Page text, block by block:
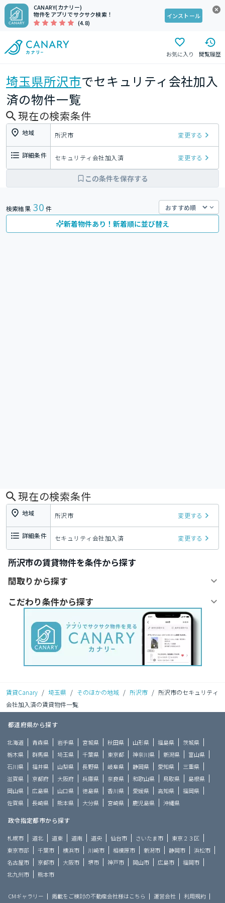
CANARY(カナリー)
物件をアプリでサクサク検索！
(4.8)
インストール
お気に入り 閲覧履歴
埼玉県所沢市でセキュリティ会社加入
済の物件一覧
現在の検索条件
地域 所沢市 変更する
詳細条件 セキュリティ会社加入済 変更する
この条件を保存する
検索結果 30 件
新着物件あり！新着順に並び替え
現在の検索条件
地域 所沢市 変更する
詳細条件 セキュリティ会社加入済 変更する
所沢市の賃貸物件を条件から探す
間取りから探す
こだわり条件から探す
賃貸Canary / 埼玉県 / そのほかの地域 / 所沢市 / 所沢市のセキュリティ
会社加入済の賃貸物件一覧
都道府県から探す
北海道 青森県 岩手県 宮城県 秋田県 山形県 福島県
茨城県
栃木県
群馬県 埼玉県 千葉県 東京都 神奈川県 新潟県
富山県
石川県
福井県 山梨県 長野県 岐阜県 静岡県 愛知県
三重県
滋賀県
京都府 大阪府 兵庫県 奈良県 和歌山県 鳥取県
島根県
岡山県
広島県 山口県 徳島県 香川県 愛媛県 高知県
福岡県
佐賀県
長崎県 熊本県 大分県 宮崎県 鹿児島県 沖縄県
政令指定都市から探す
札幌市 道北 道東 道南 道央 仙台市 さいたま市
東京２３区
東京市部
千葉市 横浜市 川崎市 相模原市 新潟市 静岡市
浜松市
名古屋市
京都市 大阪市 堺市 神戸市 岡山市 広島市
福岡市
北九州市
熊本市
CMギャラリー 掲載をご検討の不動産会社様はこちら 運営会社
利用規約